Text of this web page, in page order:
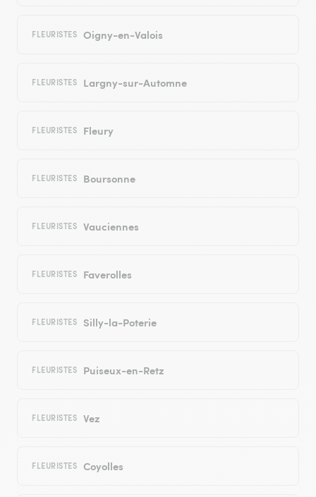
FLEURISTES Oigny-en-Valois
FLEURISTES Largny-sur-Automne
FLEURISTES Fleury
FLEURISTES Boursonne
FLEURISTES Vauciennes
FLEURISTES Faverolles
FLEURISTES Silly-la-Poterie
FLEURISTES Puiseux-en-Retz
FLEURISTES Vez
FLEURISTES Coyolles